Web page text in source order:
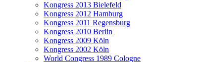
Kongress 2013 Bielefeld
Kongress 2012 Hamburg
Kongress 2011 Regensburg
Kongress 2010 Berlin
Kongress 2009 Köln
Kongress 2002 Köln
World Congress 1989 Cologne